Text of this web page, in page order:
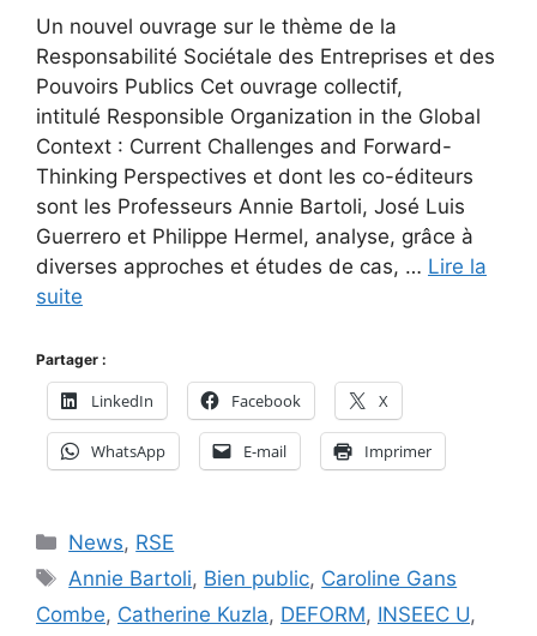
Un nouvel ouvrage sur le thème de la
Responsabilité Sociétale des Entreprises et des
Pouvoirs Publics Cet ouvrage collectif,
intitulé Responsible Organization in the Global
Context : Current Challenges and Forward-
Thinking Perspectives et dont les co-éditeurs
sont les Professeurs Annie Bartoli, José Luis
Guerrero et Philippe Hermel, analyse, grâce à
diverses approches et études de cas, … Lire la
suite
Partager :
LinkedIn Facebook X
WhatsApp E-mail Imprimer
Catégories
News, RSE
Étiquettes
Annie Bartoli, Bien public, Caroline Gans
Combe, Catherine Kuzla, DEFORM, INSEEC U,